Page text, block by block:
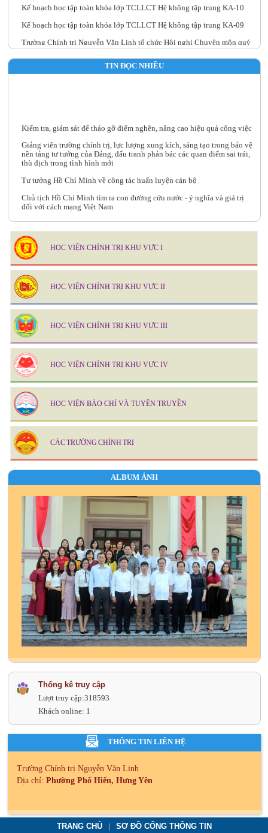
Kế hoạch học tập toàn khóa lớp TCLLCT Hệ không tập trung KA-09
Trường Chính trị Nguyễn Văn Linh tổ chức Hội nghị Chuyên môn quý
III năm 2026
TIN ĐỌC NHIỀU
Giảng viên trường chính trị, lực lượng xung kích, sáng tạo trong bảo vệ
nền tảng tư tưởng của Đảng, đấu tranh phản bác các quan điểm sai trái,
thù địch trong tình hình mới
đối với cách mạng Việt Nam
triển kinh tế nhà nước giai đoạn mới
HỌC VIỆN CHÍNH TRỊ KHU VỰC I
HỌC VIỆN CHÍNH TRỊ KHU VỰC II
HỌC VIỆN CHÍNH TRỊ KHU VỰC III
HỌC VIỆN CHÍNH TRỊ KHU VỰC IV
HỌC VIỆN BÁO CHÍ VÀ TUYÊN TRUYỀN
CÁC TRƯỜNG CHÍNH TRỊ
ALBUM ẢNH
Thống kê truy cập
Lượt truy cập:318593
Khách online: 1
THÔNG TIN LIÊN HỆ
Trường Chính trị Nguyễn Văn Linh
Địa chỉ: Phường Phố Hiến, Hưng Yên
TRANG CHỦ SƠ ĐỒ CỔNG THÔNG TIN